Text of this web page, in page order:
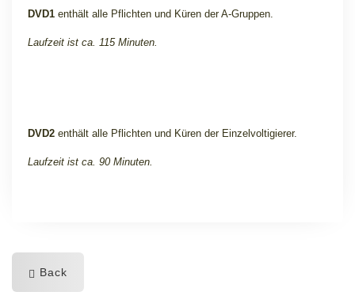
DVD1 enthält alle Pflichten und Küren der A-Gruppen.
Laufzeit ist ca. 115 Minuten.
DVD2 enthält alle Pflichten und Küren der Einzelvoltigierer.
Laufzeit ist ca. 90 Minuten.
Back